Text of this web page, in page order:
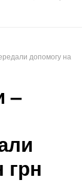
допомогу на
–
грн